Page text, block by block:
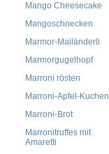
Mango Cheesecake
Mangoschnecken
Marmor-Mailänderli
Marmorgugelhopf
Marroni rösten
Marroni-Apfel-Kuchen
Marroni-Brot
Marronitruffes mit
Amaretti